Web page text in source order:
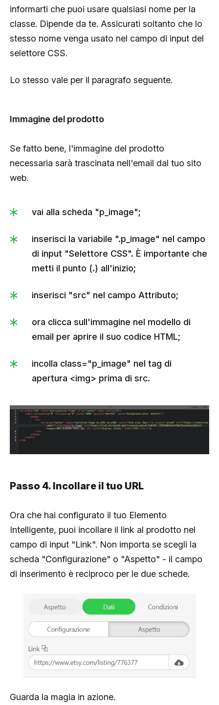
informarti che puoi usare qualsiasi nome per la
classe. Dipende da te. Assicurati soltanto che lo
stesso nome venga usato nel campo di input del
selettore CSS.
Lo stesso vale per il paragrafo seguente.
Immagine del prodotto
Se fatto bene, l'immagine del prodotto
necessaria sarà trascinata nell'email dal tuo sito
web.
vai alla scheda "p_image";
inserisci la variabile ".p_image" nel campo
di input "Selettore CSS". È importante che
metti il punto (.) all'inizio;
inserisci "src" nel campo Attributo;
ora clicca sull'immagine nel modello di
email per aprire il suo codice HTML;
incolla class="p_image" nel tag di
apertura <img> prima di src.
Passo 4. Incollare il tuo URL
Ora che hai configurato il tuo Elemento
Intelligente, puoi incollare il link al prodotto nel
campo di input "Link". Non importa se scegli la
scheda "Configurazione" o "Aspetto" - il campo
di inserimento è reciproco per le due schede.
Guarda la magia in azione.